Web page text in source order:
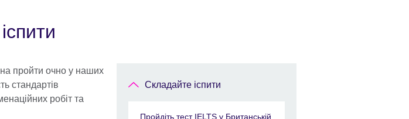
пройти очно у наших
стандартів
робіт та
Складайте іспити
Пройдіть тест IELTS у Британській